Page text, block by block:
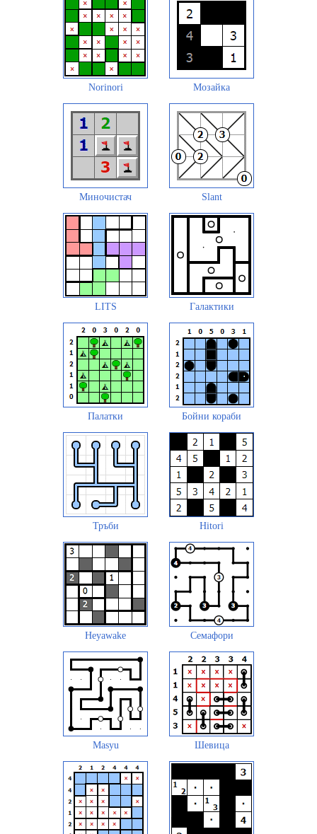
Norinori Мозайка
Миночистач Slant
LITS Галактики
Палатки Бойни кораби
Тръби Hitori
Heyawake Семафори
Masyu Шевица